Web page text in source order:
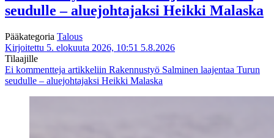
seudulle – aluejohtajaksi Heikki Malaska
Pääkategoria Talous
Kirjoitettu 5. elokuuta 2026, 10:51 5.8.2026
Tilaajille
Ei kommentteja artikkeliin Rakennustyö Salminen laajentaa Turun
seudulle – aluejohtajaksi Heikki Malaska